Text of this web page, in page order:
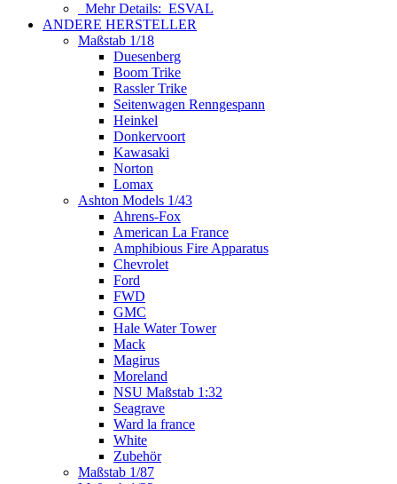
Mehr Details: ESVAL
ANDERE HERSTELLER
Maßstab 1/18
Duesenberg
Boom Trike
Rassler Trike
Seitenwagen Renngespann
Heinkel
Donkervoort
Kawasaki
Norton
Lomax
Ashton Models 1/43
Ahrens-Fox
American La France
Amphibious Fire Apparatus
Chevrolet
Ford
FWD
GMC
Hale Water Tower
Mack
Magirus
Moreland
NSU Maßstab 1:32
Seagrave
Ward la france
White
Zubehör
Maßstab 1/87